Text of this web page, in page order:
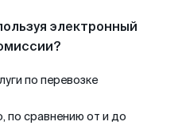
электронный
по перевозке
по сравнению от и до